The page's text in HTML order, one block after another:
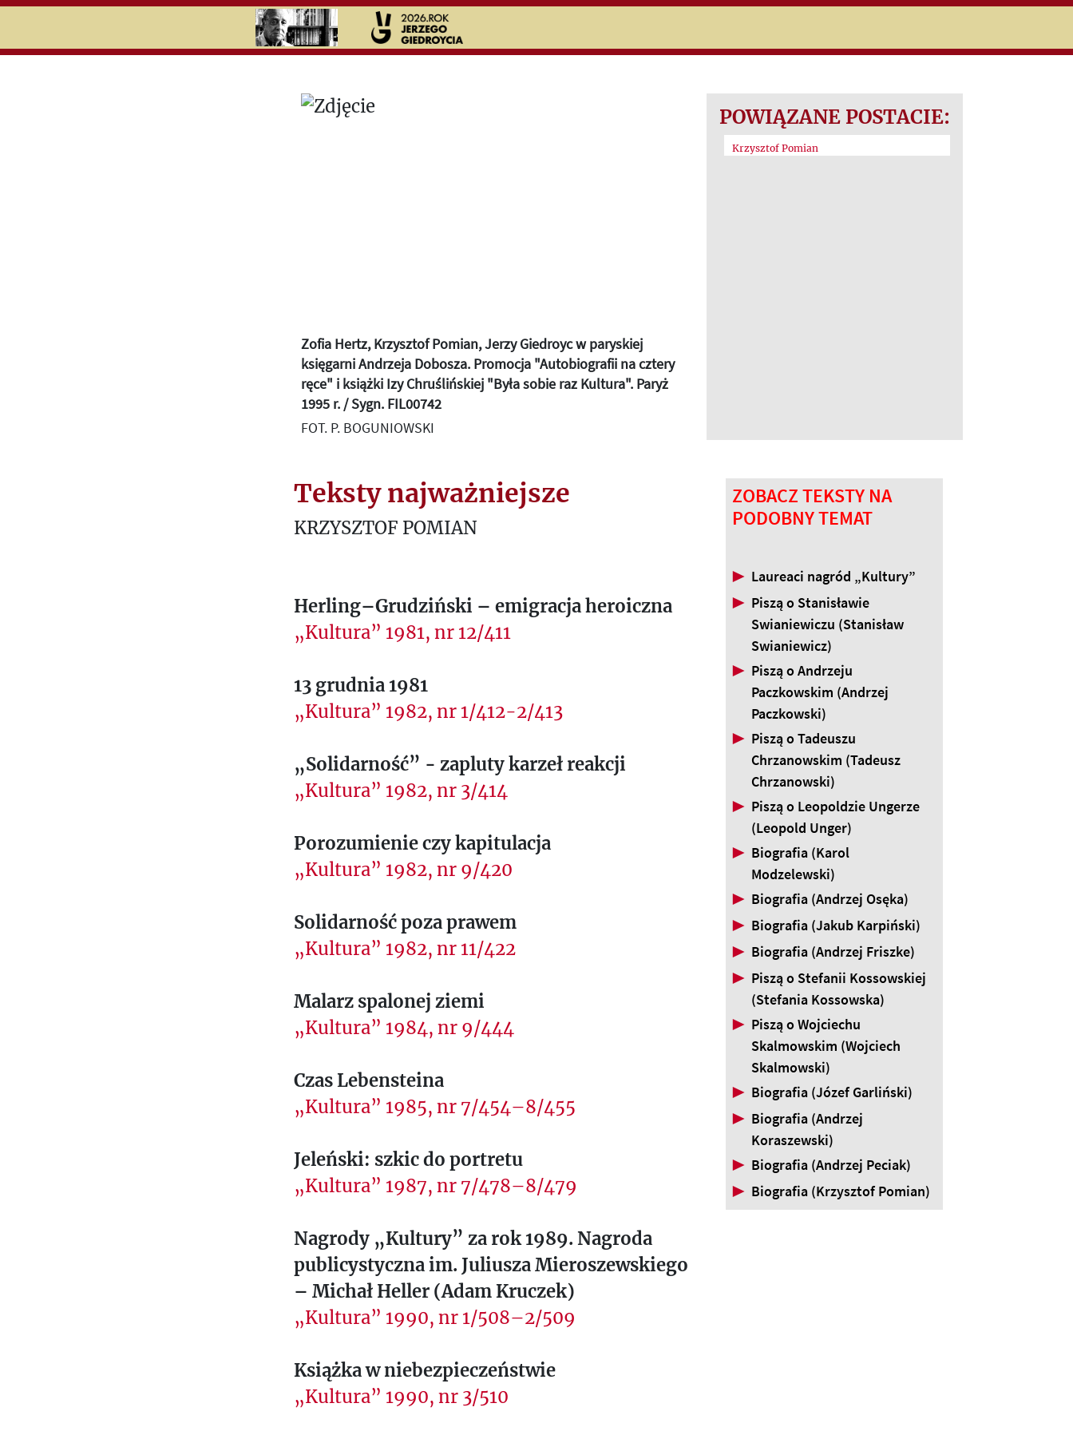
Zofia Hertz, Krzysztof Pomian, Jerzy Giedroyc w paryskiej
księgarni Andrzeja Dobosza. Promocja "Autobiografii na cztery
ręce" i książki Izy Chruślińskiej "Była sobie raz Kultura". Paryż
1995 r. / Sygn. FIL00742
FOT. P. BOGUNIOWSKI
POWIĄZANE POSTACIE:
Krzysztof Pomian
Teksty najważniejsze
KRZYSZTOF POMIAN
Herling–Grudziński – emigracja heroiczna
„Kultura” 1981, nr 12/411
13 grudnia 1981
„Kultura” 1982, nr 1/412-2/413
„Solidarność” - zapluty karzeł reakcji
„Kultura” 1982, nr 3/414
Porozumienie czy kapitulacja
„Kultura” 1982, nr 9/420
Solidarność poza prawem
„Kultura” 1982, nr 11/422
Malarz spalonej ziemi
„Kultura” 1984, nr 9/444
Czas Lebensteina
„Kultura” 1985, nr 7/454–8/455
Jeleński: szkic do portretu
„Kultura” 1987, nr 7/478–8/479
Nagrody „Kultury” za rok 1989. Nagroda
publicystyczna im. Juliusza Mieroszewskiego
– Michał Heller (Adam Kruczek)
„Kultura” 1990, nr 1/508–2/509
Książka w niebezpieczeństwie
„Kultura” 1990, nr 3/510
ZOBACZ TEKSTY NA
PODOBNY TEMAT
▶ Laureaci nagród „Kultury”
▶ Piszą o Stanisławie
Swianiewiczu (Stanisław
Swianiewicz)
▶ Piszą o Andrzeju
Paczkowskim (Andrzej
Paczkowski)
▶ Piszą o Tadeuszu
Chrzanowskim (Tadeusz
Chrzanowski)
▶ Piszą o Leopoldzie Ungerze
(Leopold Unger)
▶ Biografia (Karol
Modzelewski)
▶ Biografia (Andrzej Osęka)
▶ Biografia (Jakub Karpiński)
▶ Biografia (Andrzej Friszke)
▶ Piszą o Stefanii Kossowskiej
(Stefania Kossowska)
▶ Piszą o Wojciechu
Skalmowskim (Wojciech
Skalmowski)
▶ Biografia (Józef Garliński)
▶ Biografia (Andrzej
Koraszewski)
▶ Biografia (Andrzej Peciak)
▶ Biografia (Krzysztof Pomian)